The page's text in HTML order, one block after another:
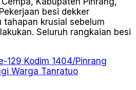
besi dekker
tahapan krusial sebelum
Seluruh rangkaian besi